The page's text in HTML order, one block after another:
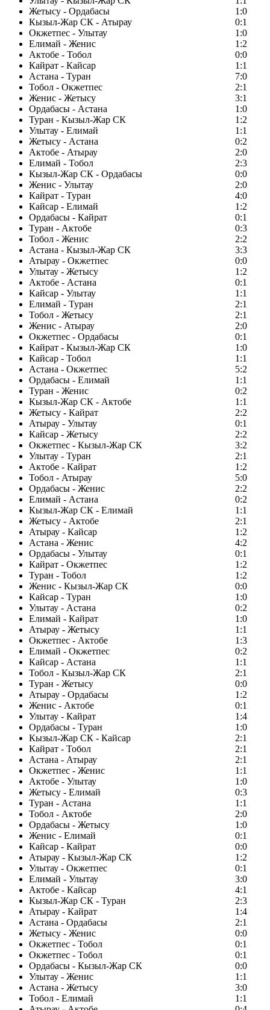
Жетысу - Ордабасы
1:0
Кызыл-Жар СК - Атырау
0:1
Окжетпес - Улытау
1:0
Елимай - Женис
1:2
Актобе - Тобол
0:0
Кайрат - Кайсар
1:1
Астана - Туран
7:0
Тобол - Окжетпес
2:1
Женис - Жетысу
3:1
Ордабасы - Астана
1:0
Туран - Кызыл-Жар СК
1:2
Улытау - Елимай
1:1
Жетысу - Астана
0:2
Актобе - Атырау
2:0
Елимай - Тобол
2:3
Кызыл-Жар СК - Ордабасы
0:0
Женис - Улытау
2:0
Кайрат - Туран
4:0
Кайсар - Елимай
1:2
Ордабасы - Кайрат
0:1
Туран - Актобе
0:3
Тобол - Женис
2:2
Астана - Кызыл-Жар СК
3:3
Атырау - Окжетпес
0:0
Улытау - Жетысу
1:2
Актобе - Астана
0:1
Кайсар - Улытау
1:1
Елимай - Туран
2:1
Тобол - Жетысу
2:1
Женис - Атырау
2:0
Окжетпес - Ордабасы
0:1
Кайрат - Кызыл-Жар СК
1:0
Кайсар - Тобол
1:1
Астана - Окжетпес
5:2
Ордабасы - Елимай
1:1
Туран - Женис
0:2
Кызыл-Жар СК - Актобе
1:1
Жетысу - Кайрат
2:2
Атырау - Улытау
0:1
Кайсар - Жетысу
2:2
Окжетпес - Кызыл-Жар СК
3:2
Улытау - Туран
2:1
Актобе - Кайрат
1:2
Тобол - Атырау
5:0
Ордабасы - Женис
2:2
Елимай - Астана
0:2
Кызыл-Жар СК - Елимай
1:1
Жетысу - Актобе
2:1
Атырау - Кайсар
1:2
Астана - Женис
4:2
Ордабасы - Улытау
0:1
Кайрат - Окжетпес
1:2
Туран - Тобол
1:2
Женис - Кызыл-Жар СК
0:0
Кайсар - Туран
1:0
Улытау - Астана
0:2
Елимай - Кайрат
1:0
Атырау - Жетысу
1:1
Окжетпес - Актобе
1:3
Елимай - Окжетпес
0:2
Кайсар - Астана
1:1
Тобол - Кызыл-Жар СК
2:1
Туран - Жетысу
0:0
Атырау - Ордабасы
1:2
Женис - Актобе
0:1
Улытау - Кайрат
1:4
Ордабасы - Туран
1:0
Кызыл-Жар СК - Кайсар
2:1
Кайрат - Тобол
2:1
Астана - Атырау
2:1
Окжетпес - Женис
1:1
Актобе - Улытау
1:0
Жетысу - Елимай
0:3
Туран - Астана
1:1
Тобол - Актобе
2:0
Ордабасы - Жетысу
1:0
Женис - Елимай
0:1
Кайсар - Кайрат
0:0
Атырау - Кызыл-Жар СК
1:2
Улытау - Окжетпес
0:1
Елимай - Улытау
3:0
Актобе - Кайсар
4:1
Кызыл-Жар СК - Туран
2:3
Атырау - Кайрат
1:4
Астана - Ордабасы
2:1
Жетысу - Женис
0:0
Окжетпес - Тобол
0:1
Окжетпес - Тобол
0:1
Ордабасы - Кызыл-Жар СК
0:0
Улытау - Женис
1:1
Астана - Жетысу
3:0
Тобол - Елимай
1:1